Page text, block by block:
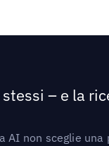
– e la
AI non sceglie